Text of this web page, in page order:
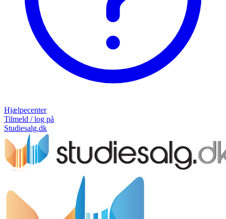
Hjælpecenter
Tilmeld / log på
Studiesalg.dk